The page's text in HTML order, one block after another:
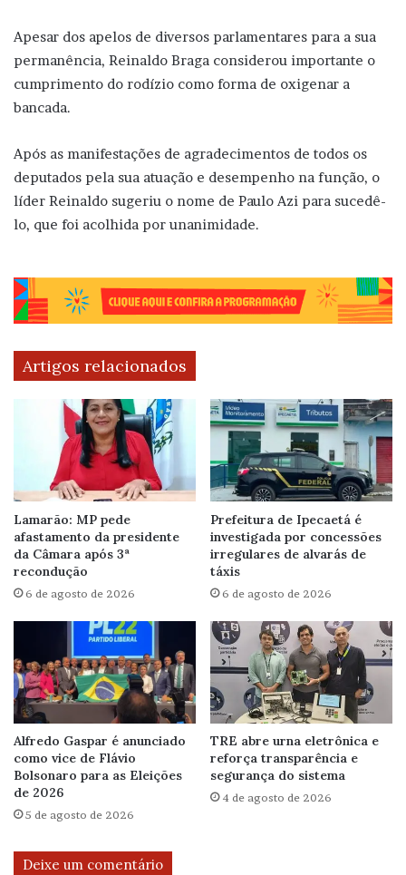
Apesar dos apelos de diversos parlamentares para a sua
permanência, Reinaldo Braga considerou importante o
cumprimento do rodízio como forma de oxigenar a
bancada.
Após as manifestações de agradecimentos de todos os
deputados pela sua atuação e desempenho na função, o
líder Reinaldo sugeriu o nome de Paulo Azi para sucedê-
lo, que foi acolhida por unanimidade.
Artigos relacionados
Lamarão: MP pede
afastamento da presidente
da Câmara após 3ª
recondução
6 de agosto de 2026
Prefeitura de Ipecaetá é
investigada por concessões
irregulares de alvarás de
táxis
6 de agosto de 2026
Alfredo Gaspar é anunciado
como vice de Flávio
Bolsonaro para as Eleições
de 2026
5 de agosto de 2026
TRE abre urna eletrônica e
reforça transparência e
segurança do sistema
4 de agosto de 2026
Deixe um comentário